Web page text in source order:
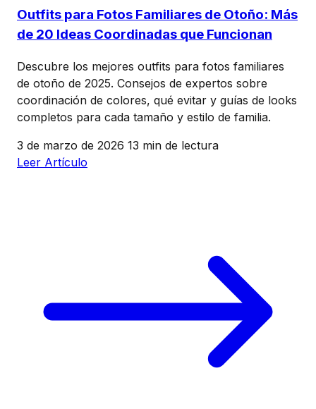
Outfits para Fotos Familiares de Otoño: Más
de 20 Ideas Coordinadas que Funcionan
Descubre los mejores outfits para fotos familiares
de otoño de 2025. Consejos de expertos sobre
coordinación de colores, qué evitar y guías de looks
completos para cada tamaño y estilo de familia.
3 de marzo de 2026 13 min de lectura
Leer Artículo